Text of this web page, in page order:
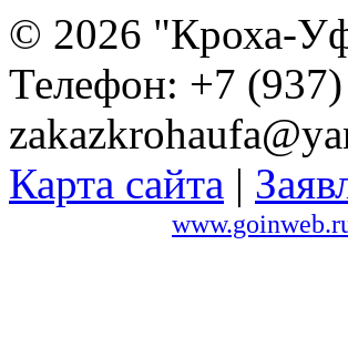
© 2026 "Кроха-
Телефон: +7
Карта сайта |